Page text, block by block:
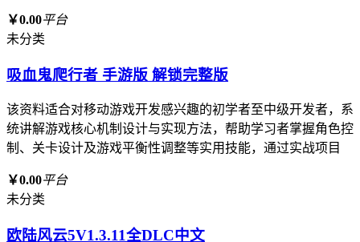
￥0.00平台
未分类
吸血鬼爬行者 手游版 解锁完整版
该资料适合对移动游戏开发感兴趣的初学者至中级开发者，系
统讲解游戏核心机制设计与实现方法，帮助学习者掌握角色控
制、关卡设计及游戏平衡性调整等实用技能，通过实战项目
￥0.00平台
未分类
欧陆风云5V1.3.11全DLC中文